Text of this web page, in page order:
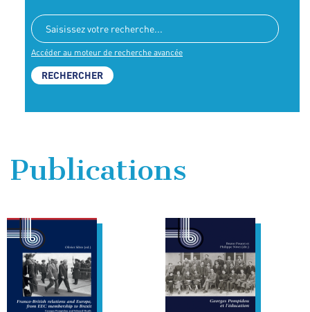
Accéder au moteur de recherche avancée
Publications